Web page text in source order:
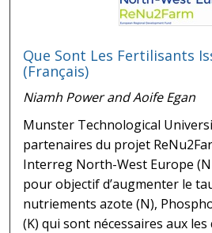
Que Sont Les Fertilisants
(Français)
Niamh Power and Aoife Egan
Munster Technological
partenaires du projet
Interreg North-West Europe
pour objectif d’augmenter le
nutriements azote (N),
(K) qui sont nécessaires aux les